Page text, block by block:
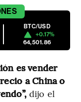
BTC/USD
+0.17%
64,501.86
es vender
a China o
dijo el